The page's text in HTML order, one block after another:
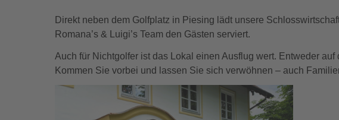
Direkt neben dem Golfplatz in Piesing lädt unsere
Romana’s & Luigi’s Team den Gästen serviert.
Auch für Nichtgolfer ist das Lokal einen Ausflug wert. Entweder
Kommen Sie vorbei und lassen Sie sich verwöhnen – auch